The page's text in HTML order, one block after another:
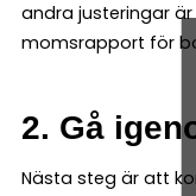
andra justeringar
momsrapport för
2. Gå
Nästa steg är att